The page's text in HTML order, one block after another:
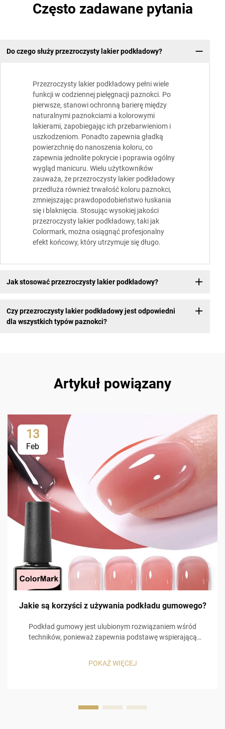
Często zadawane pytania
Do czego służy przezroczysty lakier podkładowy?
Przezroczysty lakier podkładowy pełni wiele
funkcji w codziennej pielęgnacji paznokci. Po
pierwsze, stanowi ochronną barierę między
naturalnymi paznokciami a kolorowymi
lakierami, zapobiegając ich przebarwieniom i
uszkodzeniom. Ponadto zapewnia gładką
powierzchnię do nanoszenia koloru, co
zapewnia jednolite pokrycie i poprawia ogólny
wygląd manicuru. Wielu użytkowników
zauważa, że przezroczysty lakier podkładowy
przedłuża również trwałość koloru paznokci,
zmniejszając prawdopodobieństwo łuskania
się i blaknięcia. Stosując wysokiej jakości
przezroczysty lakier podkładowy, taki jak
Colormark, można osiągnąć profesjonalny
efekt końcowy, który utrzymuje się długo.
Jak stosować przezroczysty lakier podkładowy?
Czy przezroczysty lakier podkładowy jest odpowiedni
dla wszystkich typów paznokci?
Artykuł powiązany
13
Feb
Jakie są korzyści z używania podkładu gumowego?
Podkład gumowy jest ulubionym rozwiązaniem wśród
techników, ponieważ zapewnia podstawę wspierającą
jedynie tworzyć barierę na paznokciu, umożliwia bardziej
funkcjonalne zastosowanie, które sprzyja przyczepności...
POKAŻ WIĘCEJ